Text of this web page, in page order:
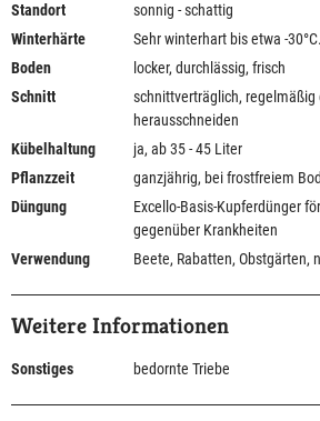
Standort
sonnig - schattig
Winterhärte
Sehr winterhart bis etwa -30°C.
Boden
locker, durchlässig, frisch
Schnitt
schnittverträglich, regelmäßig
herausschneiden
Kübelhaltung
ja, ab 35 - 45 Liter
Pflanzzeit
ganzjährig, bei frostfreiem
Düngung
Excello-Basis-Kupferdünger
gegenüber Krankheiten
Verwendung
Beete, Rabatten, Obstgärten,
Weitere Informationen
Sonstiges bedornte Triebe